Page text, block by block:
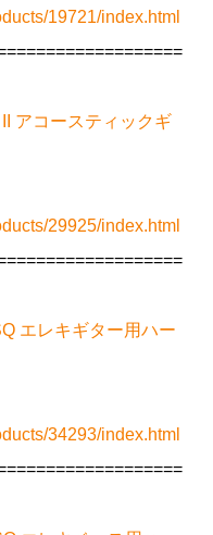
19721/index.html
アコースティックギ
29925/index.html
エレキギター用ハー
34293/index.html